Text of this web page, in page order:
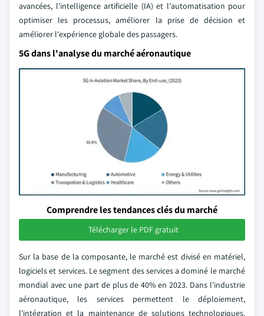
avancées, l'intelligence artificielle (IA) et l'automatisation pour
optimiser les processus, améliorer la prise de décision et
améliorer l'expérience globale des passagers.
5G dans l'analyse du marché aéronautique
Comprendre les tendances clés du marché
Télécharger le PDF gratuit
Sur la base de la composante, le marché est divisé en matériel,
logiciels et services. Le segment des services a dominé le marché
mondial avec une part de plus de 40% en 2023. Dans l'industrie
aéronautique, les services permettent le déploiement,
l'intégration et la maintenance de solutions technologiques.